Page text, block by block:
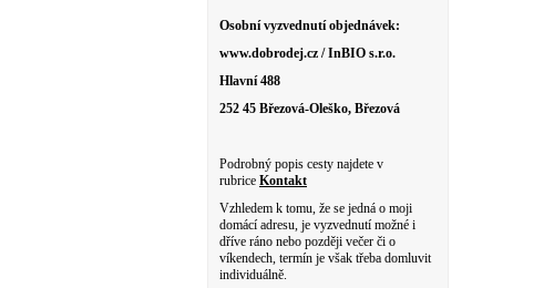
Osobní vyzvednutí objednávek:
www.dobrodej.cz / InBIO s.r.o.
Hlavní 488
252 45 Březová-Oleško, Březová
Podrobný popis cesty najdete v
rubrice Kontakt
Vzhledem k tomu, že se jedná o moji
domácí adresu, je vyzvednutí možné i
dříve ráno nebo později večer či o
víkendech, termín je však třeba domluvit
individuálně.